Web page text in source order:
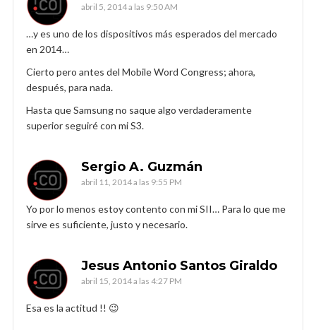
abril 5, 2014 a las 9:50 AM
…y es uno de los dispositivos más esperados del mercado
en 2014…
Cierto pero antes del Mobile Word Congress; ahora,
después, para nada.
Hasta que Samsung no saque algo verdaderamente
superior seguiré con mi S3.
Sergio A. Guzmán
abril 11, 2014 a las 9:55 PM
Yo por lo menos estoy contento con mi SII… Para lo que me
sirve es suficiente, justo y necesario.
Jesus Antonio Santos Giraldo
abril 15, 2014 a las 4:27 PM
Esa es la actitud !! 😉